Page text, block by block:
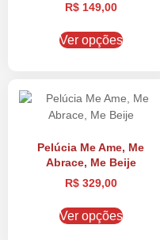
R$149,00
Ver opções
Pelúcia Me Ame, Me
Abrace, Me Beije
R$329,00
Ver opções